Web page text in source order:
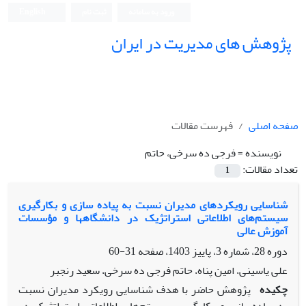
پژوهش های مدیریت در ایران
صفحه اصلی
فهرست مقالات
نویسنده =فرجی ده سرخی، حاتم
تعداد مقالات:
1
شناسایی رویکردهای مدیران نسبت به پیاده سازی و بکارگیری
سیستم‌های اطلاعاتی استراتژیک در دانشگاهها و مؤسسات
آموزش عالی
دوره 28، شماره 3، پاییز 1403، صفحه
31-60
علی یاسینی، امین پناه، حاتم فرجی ده سرخی، سعید رنجبر
چکیده پژوهش حاضر با هدف شناسایی رویکرد مدیران نسبت